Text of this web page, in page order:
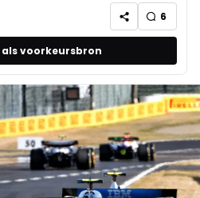
6
voorkeursbron